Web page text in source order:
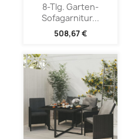
8-Tlg. Garten-
Sofagarnitur...
508,67 €